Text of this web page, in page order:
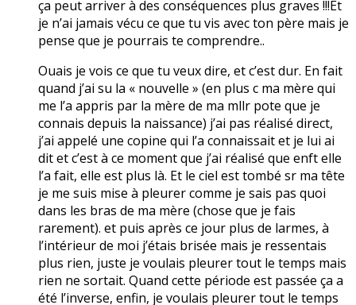
ça peut arriver à des conséquences plus graves !!!Et
je n’ai jamais vécu ce que tu vis avec ton père mais je
pense que je pourrais te comprendre..
Ouais je vois ce que tu veux dire, et c’est dur. En fait
quand j’ai su la « nouvelle » (en plus c ma mère qui
me l’a appris par la mère de ma mllr pote que je
connais depuis la naissance) j’ai pas réalisé direct,
j’ai appelé une copine qui l’a connaissait et je lui ai
dit et c’est à ce moment que j’ai réalisé que enft elle
l’a fait, elle est plus là. Et le ciel est tombé sr ma tête
je me suis mise à pleurer comme je sais pas quoi
dans les bras de ma mère (chose que je fais
rarement). et puis après ce jour plus de larmes, à
l’intérieur de moi j’étais brisée mais je ressentais
plus rien, juste je voulais pleurer tout le temps mais
rien ne sortait. Quand cette période est passée ça a
été l’inverse, enfin, je voulais pleurer tout le temps